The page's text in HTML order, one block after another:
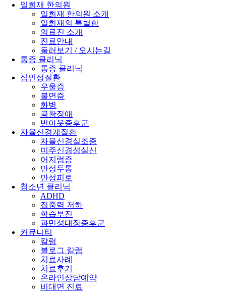
일희재 한의원
일희재 한의원 소개
일희재의 특별함
의료진 소개
진료안내
둘러보기 / 오시는길
통증 클리닉
통증 클리닉
심인성질환
우울증
불면증
화병
공황장애
번아웃증후군
자율신경계질환
자율신경실조증
미주신경성실신
어지럼증
만성두통
만성피로
청소년 클리닉
ADHD
집중력 저하
학습부진
과민성대장증후군
커뮤니티
칼럼
블로그 칼럼
치료사례
치료후기
온라인상담예약
비대면 진료